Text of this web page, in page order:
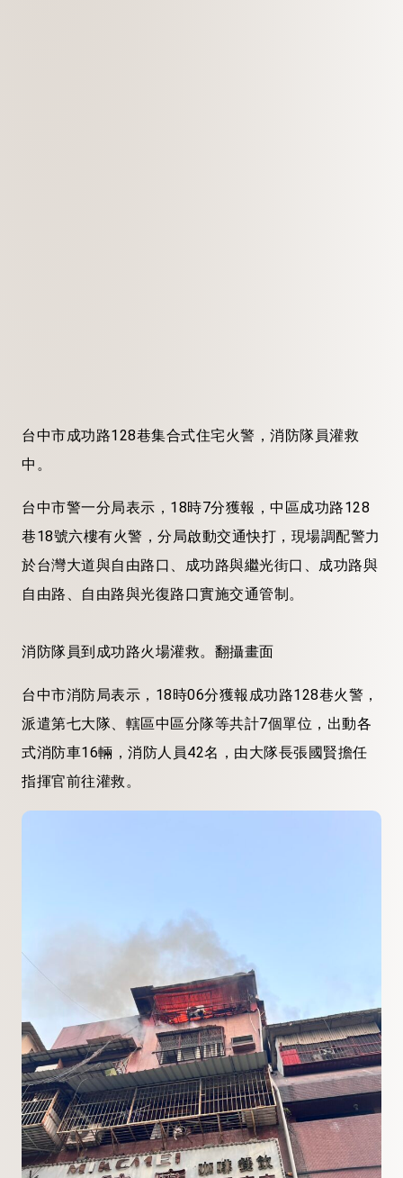
台中市成功路128巷集合式住宅火警，消防隊員灌救
中。
台中市警一分局表示，18時7分獲報，中區成功路128
巷18號六樓有火警，分局啟動交通快打，現場調配警力
於台灣大道與自由路口、成功路與繼光街口、成功路與
自由路、自由路與光復路口實施交通管制。
消防隊員到成功路火場灌救。翻攝畫面
台中市消防局表示，18時06分獲報成功路128巷火警，
派遣第七大隊、轄區中區分隊等共計7個單位，出動各
式消防車16輛，消防人員42名，由大隊長張國賢擔任
指揮官前往灌救。